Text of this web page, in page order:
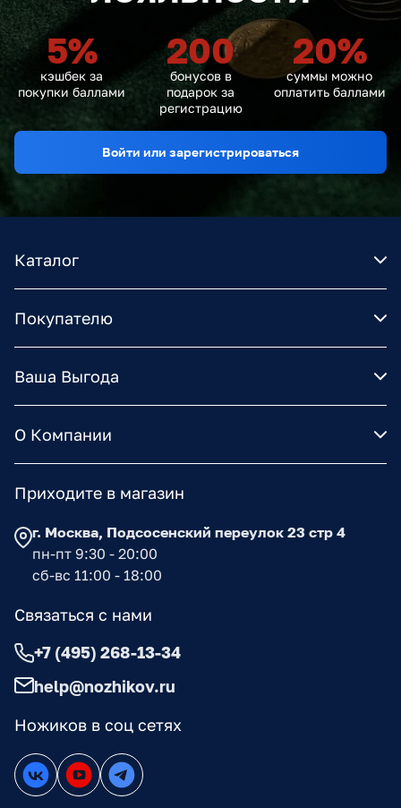
5%
кэшбек за
покупки баллами
200
бонусов в
подарок за
регистрацию
20%
суммы можно
оплатить баллами
Войти или зарегистрироваться
Каталог
Покупателю
Ваша Выгода
О Компании
Ножиков в соц сетях
Приходите в магазин
г. Москва, Подсосенский переулок 23 стр 4
пн-пт 9:30 - 20:00
сб-вс 11:00 - 18:00
Связаться с нами
+7 (495) 268-13-34
help@nozhikov.ru